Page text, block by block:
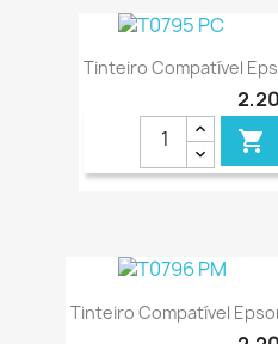
Tinteiro Compatível

Tinteiro Compatível